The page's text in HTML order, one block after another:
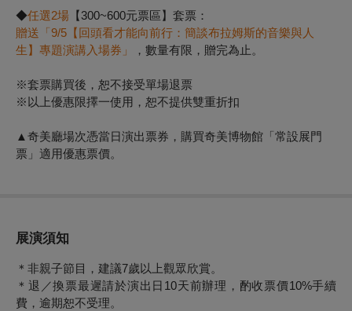
◆任選2場 【300~600元票區】 套票：
贈送「9/5 【回頭看才能向前行：簡談布拉姆斯的音樂與人
生】專題演講入場券」
，數量有限，贈完為止。
※套票購買後，恕不接受單場退票
※以上優惠限擇一使用，恕不提供雙重折扣
▲奇美廳場次憑當日演出票券，購買奇美博物館「常設展門
票」適用優惠票價。
展演須知
＊非親子節目，建議7歲以上觀眾欣賞。
＊退／換票最遲請於演出日10天前辦理，酌收票價10%手續
費，逾期恕不受理。